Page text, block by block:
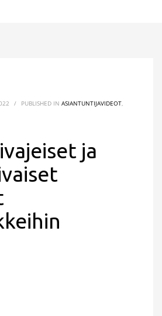
/ PUBLISHED IN ASIANTUNTIJAVIDEOT
ja